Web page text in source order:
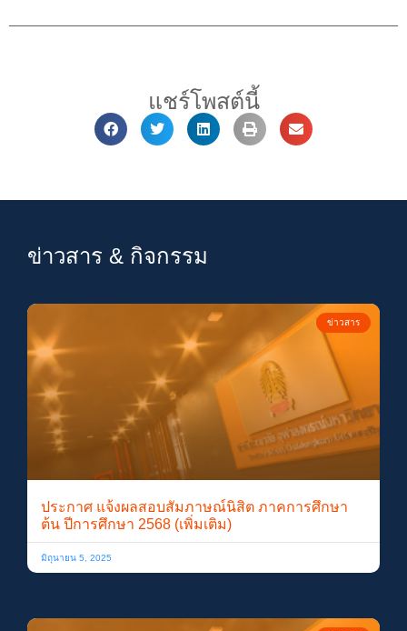
แชร์โพสต์นี้
ข่าวสาร & กิจกรรม
ข่าวสาร
ประกาศ แจ้งผลสอบสัมภาษณ์นิสิต ภาคการศึกษา
ต้น ปีการศึกษา 2568 (เพิ่มเติม)
มิถุนายน 5, 2025